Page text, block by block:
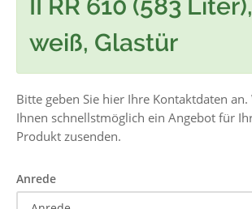
II RR 610 (583
weiß, Glastür
Bitte geben Sie hier Ihre Kontaktdaten
Ihnen schnellstmöglich ein Angebot für
Produkt zusenden.
Anrede